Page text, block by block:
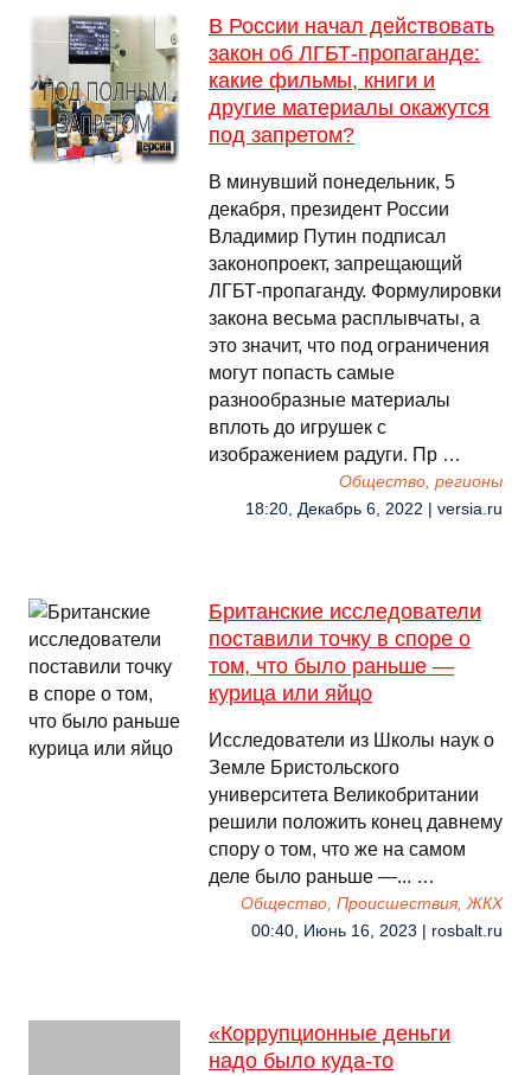
В России начал действовать
закон об ЛГБТ-пропаганде:
какие фильмы, книги и
другие материалы окажутся
под запретом?
В минувший понедельник, 5
декабря, президент России
Владимир Путин подписал
законопроект, запрещающий
ЛГБТ-пропаганду. Формулировки
закона весьма расплывчаты, а
это значит, что под ограничения
могут попасть самые
разнообразные материалы
вплоть до игрушек с
изображением радуги. Пр …
Общество, регионы
18:20, Декабрь 6, 2022 | versia.ru
Британские исследователи
поставили точку в споре о
том, что было раньше —
курица или яйцо
Исследователи из Школы наук о
Земле Бристольского
университета Великобритании
решили положить конец давнему
спору о том, что же на самом
деле было раньше —... …
Общество, Происшествия, ЖКХ
00:40, Июнь 16, 2023 | rosbalt.ru
«Коррупционные деньги
надо было куда-то